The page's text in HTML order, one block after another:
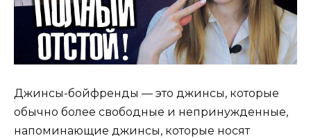
Джинсы-бойфренды — это джинсы, которые
обычно более свободные и непринужденные,
напоминающие джинсы, которые носят